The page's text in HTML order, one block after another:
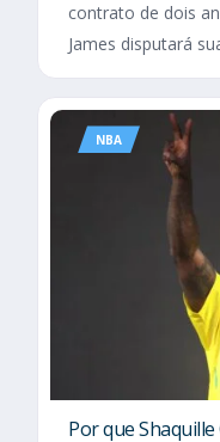
contrato de dois
James disputará
NBA
Por que Shaquille